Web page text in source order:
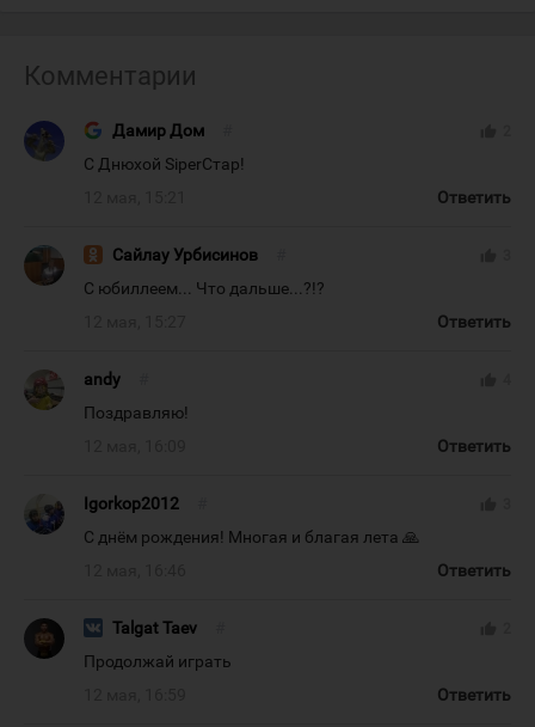
Комментарии
Дамир Дом
С Днюхой SiperСтар!
Ответить
Сайлау Урбисинов
С юбиллеем... Что дальше...?!?
Ответить
andy
Поздравляю!
Ответить
Igorkop2012
С днём рождения! Многая и благая лета 🙏
Ответить
Talgat Taev
Продолжай играть
Ответить